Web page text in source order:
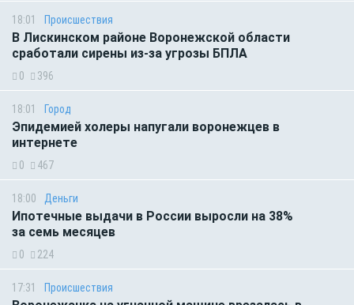
18:01 Происшествия
В Лискинском районе Воронежской области
сработали сирены из-за угрозы БПЛА
0 396
18:01 Город
Эпидемией холеры напугали воронежцев в
интернете
0 467
18:00 Деньги
Ипотечные выдачи в России выросли на 38%
за семь месяцев
0 224
17:31 Происшествия